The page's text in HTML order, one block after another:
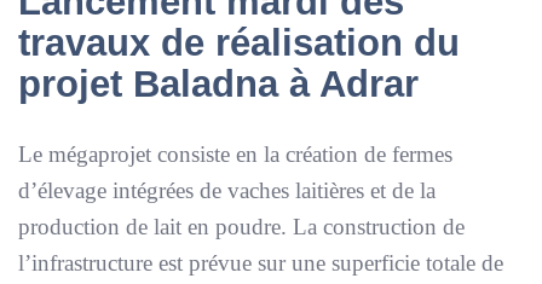
travaux de réalisation du
projet Baladna à Adrar
Le mégaprojet consiste en la création de fermes
d’élevage intégrées de vaches laitières et de la
production de lait en poudre. La construction de
l’infrastructure est prévue sur une superficie totale de